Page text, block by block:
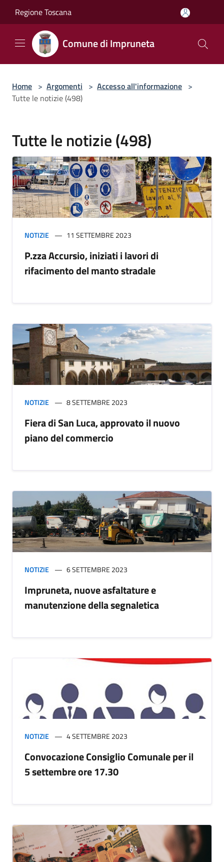
Regione Toscana
Comune di Impruneta
Home > Argomenti > Accesso all'informazione >
Tutte le notizie (498)
Tutte le notizie (498)
NOTIZIE 11 SETTEMBRE 2023
P.zza Accursio, iniziati i lavori di
rifacimento del manto stradale
NOTIZIE 8 SETTEMBRE 2023
Fiera di San Luca, approvato il nuovo
piano del commercio
NOTIZIE 6 SETTEMBRE 2023
Impruneta, nuove asfaltature e
manutenzione della segnaletica
NOTIZIE 4 SETTEMBRE 2023
Convocazione Consiglio Comunale per il
5 settembre ore 17.30